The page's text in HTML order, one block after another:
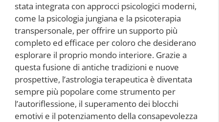
stata integrata con approcci psicologici moderni,
come la psicologia jungiana e la psicoterapia
transpersonale, per offrire un supporto più
completo ed efficace per coloro che desiderano
esplorare il proprio mondo interiore. Grazie a
questa fusione di antiche tradizioni e nuove
prospettive, l’astrologia terapeutica è diventata
sempre più popolare come strumento per
l’autoriflessione, il superamento dei blocchi
emotivi e il potenziamento della consapevolezza